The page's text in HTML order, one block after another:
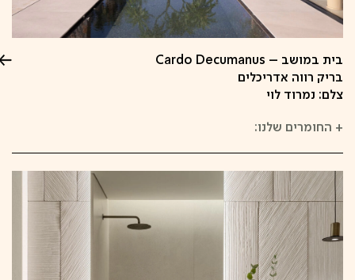
בית במושב – Cardo Decumanus
בריק רווה אדריכלים
צלם: נמרוד לוי
+ החומרים שלנו: